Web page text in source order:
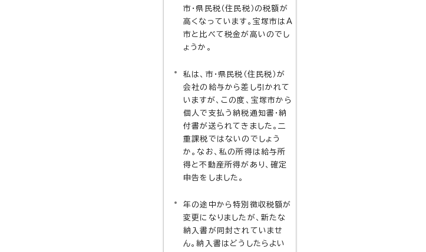
市・県民税（住民税）の税額が
高くなっています。宝塚市はA
市と比べて税金が高いのでし
ょうか。
私は、市・県民税（住民税）が
会社の給与から差し引かれて
いますが、この度、宝塚市から
個人で支払う納税通知書・納
付書が送られてきました。二
重課税ではないのでしょう
か。なお、私の所得は給与所
得と不動産所得があり、確定
申告をしました。
年の途中から特別徴収税額が
変更になりましたが、新たな
納入書が同封されていませ
ん。納入書はどうしたらよい